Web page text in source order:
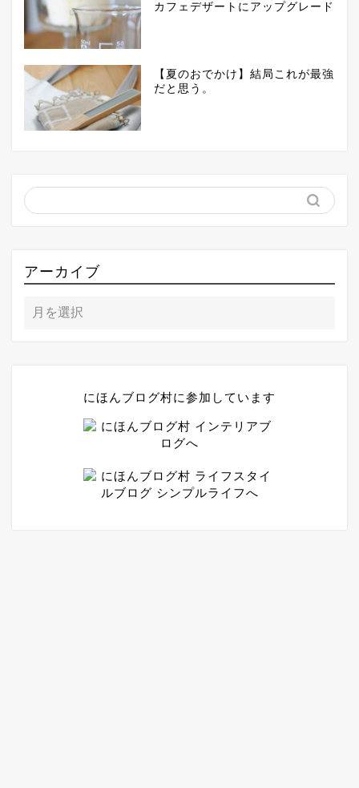
カフェデザートにアップグレード
【夏のおでかけ】結局これが最強
だと思う。
アーカイブ
にほんブログ村に参加しています